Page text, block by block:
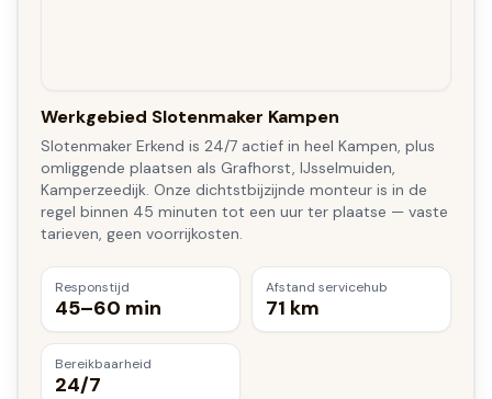
Werkgebied Slotenmaker Kampen
Slotenmaker Erkend is 24/7 actief in heel Kampen, plus
omliggende plaatsen als Grafhorst, IJsselmuiden,
Kamperzeedijk. Onze dichtstbijzijnde monteur is in de
regel binnen 45 minuten tot een uur ter plaatse — vaste
tarieven, geen voorrijkosten.
Responstijd
45–60 min
Afstand servicehub
71 km
Bereikbaarheid
24/7